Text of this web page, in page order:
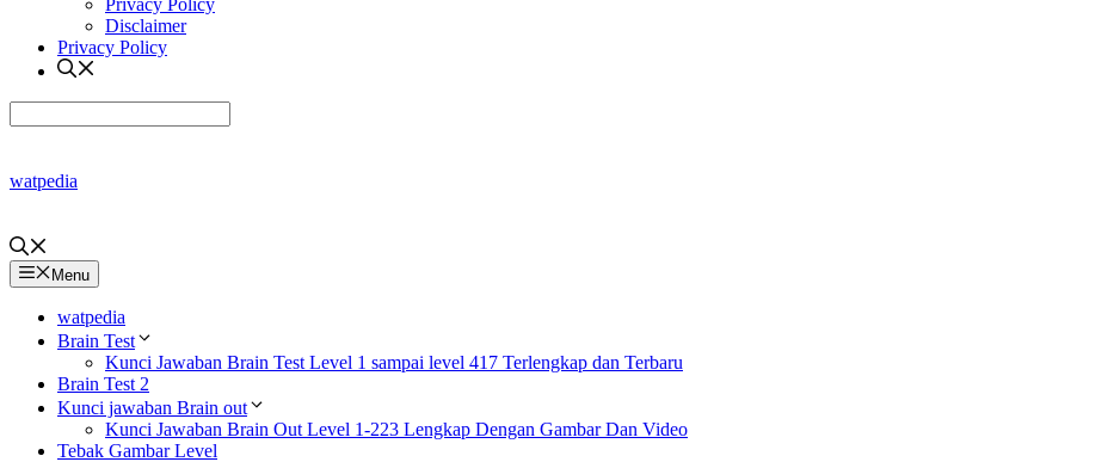
Privacy Policy
Disclaimer
Privacy Policy
watpedia
Menu
watpedia
Brain Test
Kunci Jawaban Brain Test Level 1 sampai level 417 Terlengkap dan Terbaru
Brain Test 2
Kunci jawaban Brain out
Kunci Jawaban Brain Out Level 1-223 Lengkap Dengan Gambar Dan Video
Tebak Gambar Level